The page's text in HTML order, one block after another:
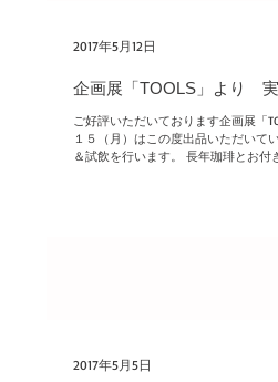
企画展「TOOLS」より
ご好評いただいております企画展「
１５（月）はこの度出品いただいて
＆試飲を行います。 長年珈琲とお付
2017年5月12日
2017年5月5日